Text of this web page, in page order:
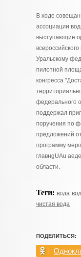
В ходе
ассоциации
выступающие
Уральскому
пилотной
конгресса
федерального
поддержал
поручения по
предложений
программу
главнgUAu
области.
Теги: вода
чистая вода
ПОДЕЛИТЬСЯ: